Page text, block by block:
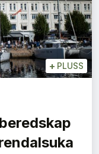
+ PLUSS